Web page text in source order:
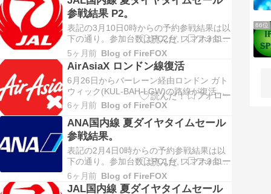
3/18-20, 23-24, 27-29)なお、3時間程度の
所要時間だがトイレはありません！…
参戦結果 P2。
表記の3月10日0時からの予約参戦結果は以
下の通り。参加台数はPC2台, スマホ3台
で、仮想待合室から予約画面への遷移時間
を示す。PC(sv) 0:00→0:48PC(hp)
0:00→0:50 スマホ(25)0:00→0:26 スマホ
(22)0:00→0:29スマホ(10)0…
5ヶ月前 Blog of FireFOX
AirAsiaX ロンドン線復活
6月26日からバーレーン経由ロンドン ガト
ウィック(KUL-BAH-LGW)の路線が復活す
る。 RM199の記念価格が設定されたが既
に売切れ。 (了)
6ヶ月前 Blog of FireFOX
ANA国内線 夏ダイヤタイムセール
参戦結果。
表記の2月4日0時からの予約参戦結果は以
下の通り。参加台数はPC1台, スマホ3台
で、仮想待合室から予約画面への遷移時間
を示す。PC(hp) 0:00→0:08 スマホ
6ヶ月前 Blog of FireFOX
JAL国内線 夏ダイヤタイムセール
66位